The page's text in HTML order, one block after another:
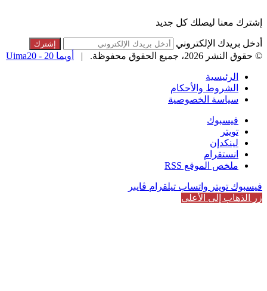
إشترك معنا ليصلك كل جديد
أدخل بريدك الإلكتروني
© حقوق النشر 2026، جميع الحقوق محفوظة. |
أويما 20 - Uima20
الرئيسية
الشروط والأحكام
سياسة الخصوصية
فيسبوك
تويتر
لينكدإن
انستقرام
ملخص الموقع RSS
فيسبوك تويتر واتساب تيلقرام ڤايبر
زر الذهاب إلى الأعلى